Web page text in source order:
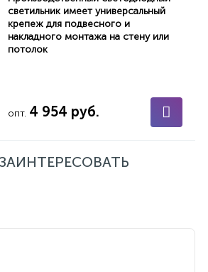
светильник имеет универсальный
крепеж для подвесного и
накладного монтажа на стену или
потолок
опт. 4 954 руб.